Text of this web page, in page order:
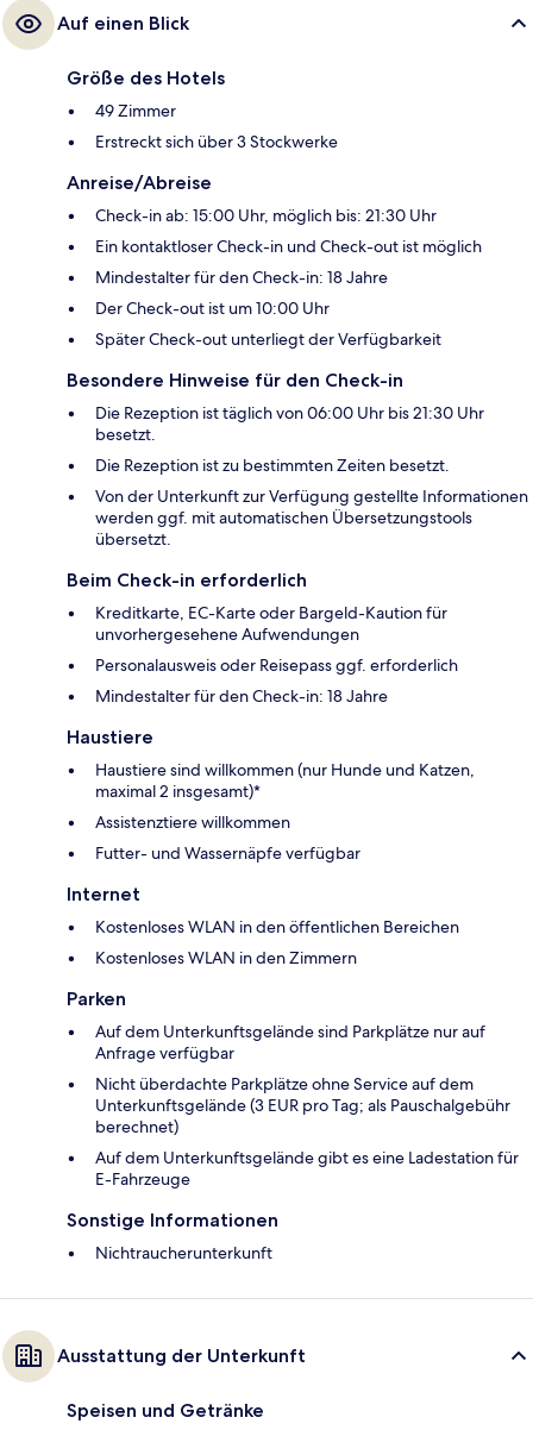
Auf einen Blick
Größe des Hotels
49 Zimmer
Erstreckt sich über 3 Stockwerke
Anreise/Abreise
Check-in ab: 15:00 Uhr, möglich bis: 21:30 Uhr
Ein kontaktloser Check-in und Check-out ist möglich
Mindestalter für den Check-in: 18 Jahre
Der Check-out ist um 10:00 Uhr
Später Check-out unterliegt der Verfügbarkeit
Besondere Hinweise für den Check-in
Die Rezeption ist täglich von 06:00 Uhr bis 21:30 Uhr
besetzt.
Die Rezeption ist zu bestimmten Zeiten besetzt.
Von der Unterkunft zur Verfügung gestellte Informationen
werden ggf. mit automatischen Übersetzungstools
übersetzt.
Beim Check-in erforderlich
Kreditkarte, EC-Karte oder Bargeld-Kaution für
unvorhergesehene Aufwendungen
Personalausweis oder Reisepass ggf. erforderlich
Mindestalter für den Check-in: 18 Jahre
Haustiere
Haustiere sind willkommen (nur Hunde und Katzen,
maximal 2 insgesamt)*
Assistenztiere willkommen
Futter- und Wassernäpfe verfügbar
Internet
Kostenloses WLAN in den öffentlichen Bereichen
Kostenloses WLAN in den Zimmern
Parken
Auf dem Unterkunftsgelände sind Parkplätze nur auf
Anfrage verfügbar
Nicht überdachte Parkplätze ohne Service auf dem
Unterkunftsgelände (3 EUR pro Tag; als Pauschalgebühr
berechnet)
Auf dem Unterkunftsgelände gibt es eine Ladestation für
E-Fahrzeuge
Sonstige Informationen
Nichtraucherunterkunft
Ausstattung der Unterkunft
Speisen und Getränke